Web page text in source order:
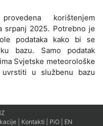
korištenjem
srpanj 2025. Potrebno je
podataka kako bi se
bazu. Samo podatak
Svjetske meteorološke
uvrstiti u službenu bazu
Kontakti PiO EN